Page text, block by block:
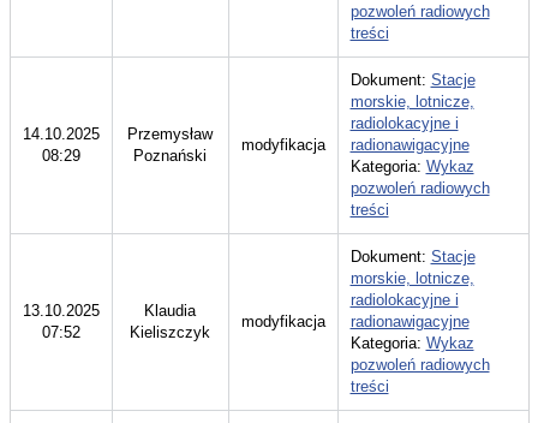
pozwoleń radiowych
treści
14.10.2025
08:29
Przemysław
Poznański
modyfikacja
Dokument: Stacje
morskie, lotnicze,
radiolokacyjne i
radionawigacyjne
Kategoria: Wykaz
pozwoleń radiowych
treści
13.10.2025
07:52
Klaudia
Kieliszczyk
modyfikacja
Dokument: Stacje
morskie, lotnicze,
radiolokacyjne i
radionawigacyjne
Kategoria: Wykaz
pozwoleń radiowych
treści